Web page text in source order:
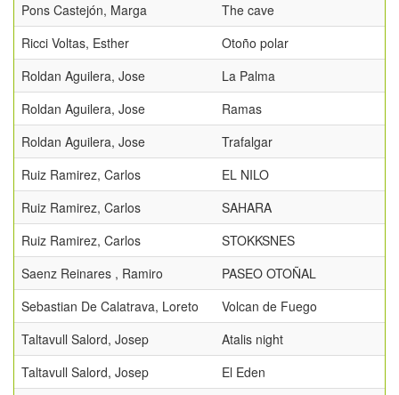
Pons Castejón, Marga
The cave
Ricci Voltas, Esther
Otoño polar
Roldan Aguilera, Jose
La Palma
Roldan Aguilera, Jose
Ramas
Roldan Aguilera, Jose
Trafalgar
Ruiz Ramirez, Carlos
EL NILO
Ruiz Ramirez, Carlos
SAHARA
Ruiz Ramirez, Carlos
STOKKSNES
Saenz Reinares , Ramiro
PASEO OTOÑAL
Sebastian De Calatrava, Loreto
Volcan de Fuego
Taltavull Salord, Josep
Atalis night
Taltavull Salord, Josep
El Eden